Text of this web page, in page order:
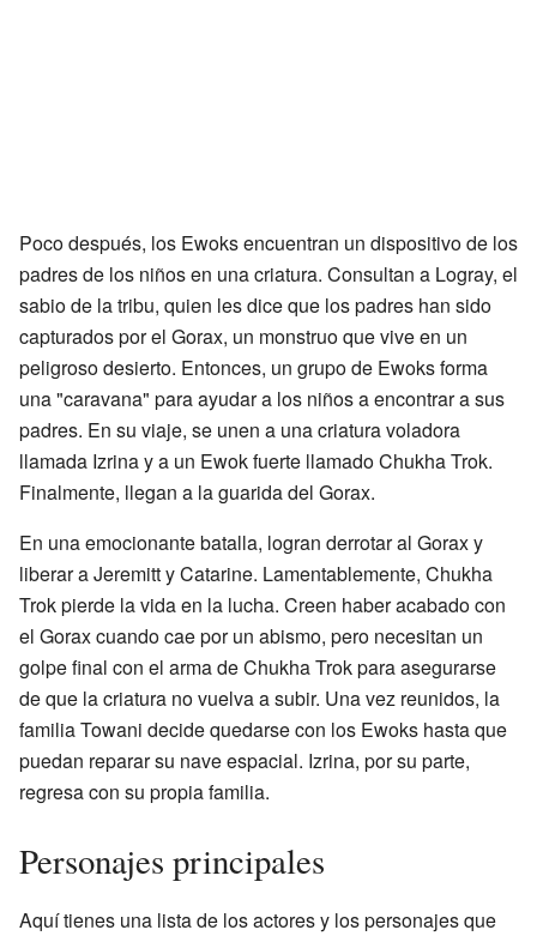
Poco después, los Ewoks encuentran un dispositivo de los
padres de los niños en una criatura. Consultan a Logray, el
sabio de la tribu, quien les dice que los padres han sido
capturados por el Gorax, un monstruo que vive en un
peligroso desierto. Entonces, un grupo de Ewoks forma
una "caravana" para ayudar a los niños a encontrar a sus
padres. En su viaje, se unen a una criatura voladora
llamada Izrina y a un Ewok fuerte llamado Chukha Trok.
Finalmente, llegan a la guarida del Gorax.
En una emocionante batalla, logran derrotar al Gorax y
liberar a Jeremitt y Catarine. Lamentablemente, Chukha
Trok pierde la vida en la lucha. Creen haber acabado con
el Gorax cuando cae por un abismo, pero necesitan un
golpe final con el arma de Chukha Trok para asegurarse
de que la criatura no vuelva a subir. Una vez reunidos, la
familia Towani decide quedarse con los Ewoks hasta que
puedan reparar su nave espacial. Izrina, por su parte,
regresa con su propia familia.
Personajes principales
Aquí tienes una lista de los actores y los personajes que